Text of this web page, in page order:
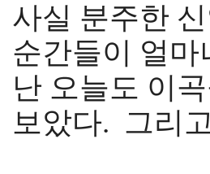
사실 분주한
순간들이 얼마
난 오늘도 이
보았다. 그리